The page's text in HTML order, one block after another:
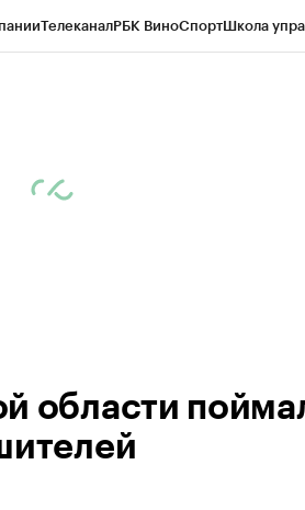
ТелеканалРБК ВиноСпортШкола
области